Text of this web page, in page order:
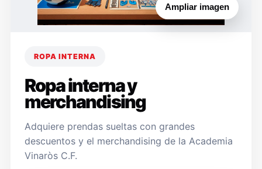
Ampliar imagen
ROPA INTERNA
Ropa interna y
merchandising
Adquiere prendas sueltas con grandes
descuentos y el merchandising de la Academia
Vinaròs C.F.